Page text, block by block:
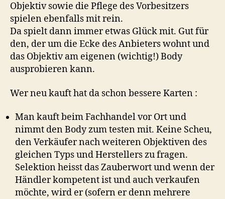
Objektiv sowie die Pflege des Vorbesitzers
spielen ebenfalls mit rein.
Da spielt dann immer etwas Glück mit. Gut für
den, der um die Ecke des Anbieters wohnt und
das Objektiv am eigenen (wichtig!) Body
ausprobieren kann.
Wer neu kauft hat da schon bessere Karten :
Man kauft beim Fachhandel vor Ort und
nimmt den Body zum testen mit. Keine Scheu,
den Verkäufer nach weiteren Objektiven des
gleichen Typs und Herstellers zu fragen.
Selektion heisst das Zauberwort und wenn der
Händler kompetent ist und auch verkaufen
möchte, wird er (sofern er denn mehrere